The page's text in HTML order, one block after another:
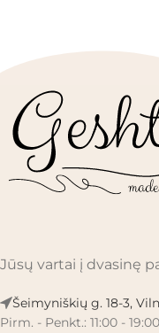
Jūsų vartai į dvasinę
Šeimyniškių g. 18-3,
Pirm. - Penkt.: 11:00 - 19:00